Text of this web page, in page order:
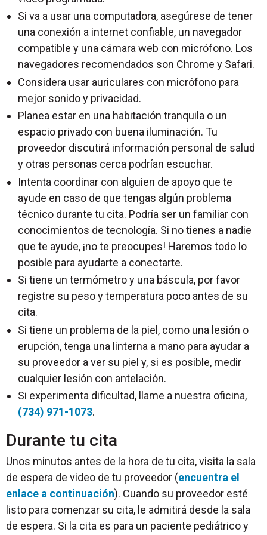
Si va a usar una computadora, asegúrese de tener
una conexión a internet confiable, un navegador
compatible y una cámara web con micrófono. Los
navegadores recomendados son Chrome y Safari.
Considera usar auriculares con micrófono para
mejor sonido y privacidad.
Planea estar en una habitación tranquila o un
espacio privado con buena iluminación. Tu
proveedor discutirá información personal de salud
y otras personas cerca podrían escuchar.
Intenta coordinar con alguien de apoyo que te
ayude en caso de que tengas algún problema
técnico durante tu cita. Podría ser un familiar con
conocimientos de tecnología. Si no tienes a nadie
que te ayude, ¡no te preocupes! Haremos todo lo
posible para ayudarte a conectarte.
Si tiene un termómetro y una báscula, por favor
registre su peso y temperatura poco antes de su
cita.
Si tiene un problema de la piel, como una lesión o
erupción, tenga una linterna a mano para ayudar a
su proveedor a ver su piel y, si es posible, medir
cualquier lesión con antelación.
Si experimenta dificultad, llame a nuestra oficina,
(734) 971-1073.
Durante tu cita
Unos minutos antes de la hora de tu cita, visita la sala
de espera de video de tu proveedor (encuentra el
enlace a continuación). Cuando su proveedor esté
listo para comenzar su cita, le admitirá desde la sala
de espera. Si la cita es para un paciente pediátrico y